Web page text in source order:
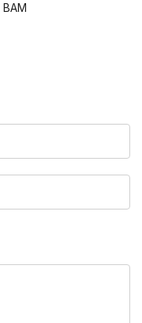
BAM